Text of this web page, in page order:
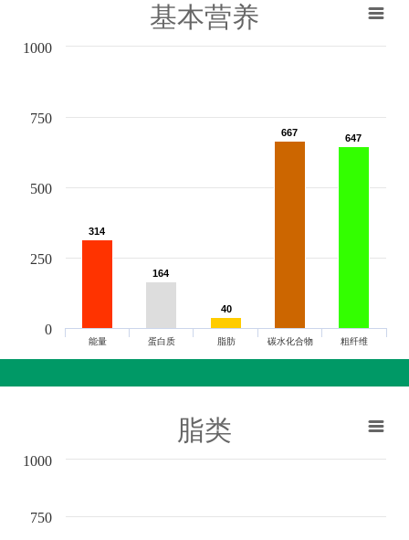
基本营养
314
314
164
164
40
40
667
667 647
647
能量 蛋白质 脂肪 碳水化合物 粗纤维
0
250
500
750
1000
脂类
750
1000